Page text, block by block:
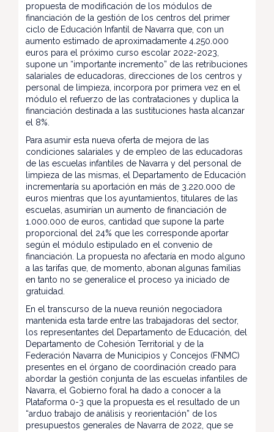
propuesta de modificación de los módulos de
financiación de la gestión de los centros del primer
ciclo de Educación Infantil de Navarra que, con un
aumento estimado de aproximadamente 4.250.000
euros para el próximo curso escolar 2022-2023,
supone un “importante incremento” de las retribuciones
salariales de educadoras, direcciones de los centros y
personal de limpieza, incorpora por primera vez en el
módulo el refuerzo de las contrataciones y duplica la
financiación destinada a las sustituciones hasta alcanzar
el 8%.
Para asumir esta nueva oferta de mejora de las
condiciones salariales y de empleo de las educadoras
de las escuelas infantiles de Navarra y del personal de
limpieza de las mismas, el Departamento de Educación
incrementaría su aportación en más de 3.220.000 de
euros mientras que los ayuntamientos, titulares de las
escuelas, asumirían un aumento de financiación de
1.000.000 de euros, cantidad que supone la parte
proporcional del 24% que les corresponde aportar
según el módulo estipulado en el convenio de
financiación. La propuesta no afectaría en modo alguno
a las tarifas que, de momento, abonan algunas familias
en tanto no se generalice el proceso ya iniciado de
gratuidad.
En el transcurso de la nueva reunión negociadora
mantenida esta tarde entre las trabajadoras del sector,
los representantes del Departamento de Educación, del
Departamento de Cohesión Territorial y de la
Federación Navarra de Municipios y Concejos (FNMC)
presentes en el órgano de coordinación creado para
abordar la gestión conjunta de las escuelas infantiles de
Navarra, el Gobierno foral ha dado a conocer a la
Plataforma 0-3 que la propuesta es el resultado de un
“arduo trabajo de análisis y reorientación” de los
presupuestos generales de Navarra de 2022, que se